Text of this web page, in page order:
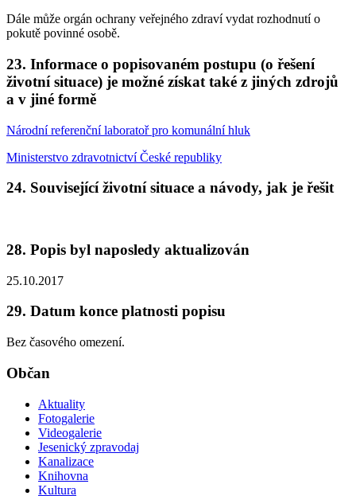
Dále může orgán ochrany veřejného zdraví vydat rozhodnutí o
pokutě povinné osobě.
23. Informace o popisovaném postupu (o řešení
životní situace) je možné získat také z jiných zdrojů
a v jiné formě
Národní referenční laboratoř pro komunální hluk
Ministerstvo zdravotnictví České republiky
24. Související životní situace a návody, jak je řešit
28. Popis byl naposledy aktualizován
25.10.2017
29. Datum konce platnosti popisu
Bez časového omezení.
Občan
Aktuality
Fotogalerie
Videogalerie
Jesenický zpravodaj
Kanalizace
Knihovna
Kultura